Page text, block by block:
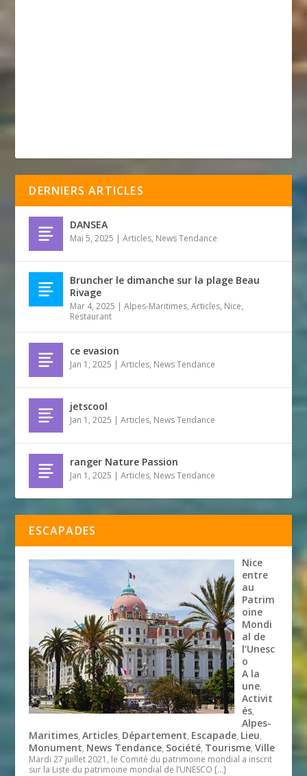
DERNIERS ARTICLES
DANSEA
Mai 5, 2025 |Articles, News Tendance
Bruncher le dimanche sur la plage Beau
Rivage
Mar 4, 2025 |Alpes-Maritimes,Articles, Nice,
Restaurant
ce evasion
Jan 1, 2025 |Articles, News Tendance
jetscool
Jan 1, 2025 |Articles, News Tendance
ranger Nature Passion
Jan 1, 2025 |Articles, News Tendance
ESCAPADES
Nice
entre
au
Patrim
oine
Mondi
al de
l’Unesc
o
A la
une,
Activit
és,
Alpes-
Maritimes,Articles, Département, Escapade, Lieu,
Monument, News Tendance, Société, Tourisme,Ville
Mardi 27 juillet 2021, le Comité du patrimoine mondial a inscrit
sur la Liste du patrimoine mondial de l’UNESCO […]